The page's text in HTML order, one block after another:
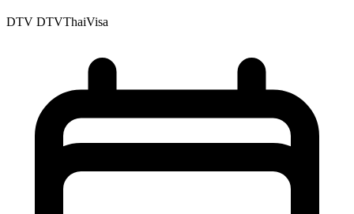
DTV DTVThaiVisa